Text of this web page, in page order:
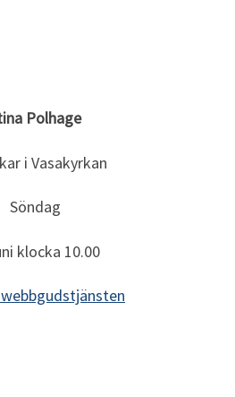
Polhage
i Vasakyrkan
Söndag
klocka 10.00